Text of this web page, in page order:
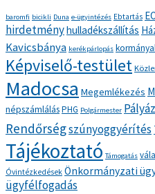
baromfi bicikli Duna e-ügyintézés Ebtartás
hirdetményhulladékszállítás
Kavicsbánya kerékpárlopás
Képviselő-testület
Madocsa Megemlékezés
népszámlálásPHG Polgármester
Rendőrségszúnyoggyérítés
Tájékoztató Támogatás
Óvintézkedések Önkormányzati
ügyfélfogadás